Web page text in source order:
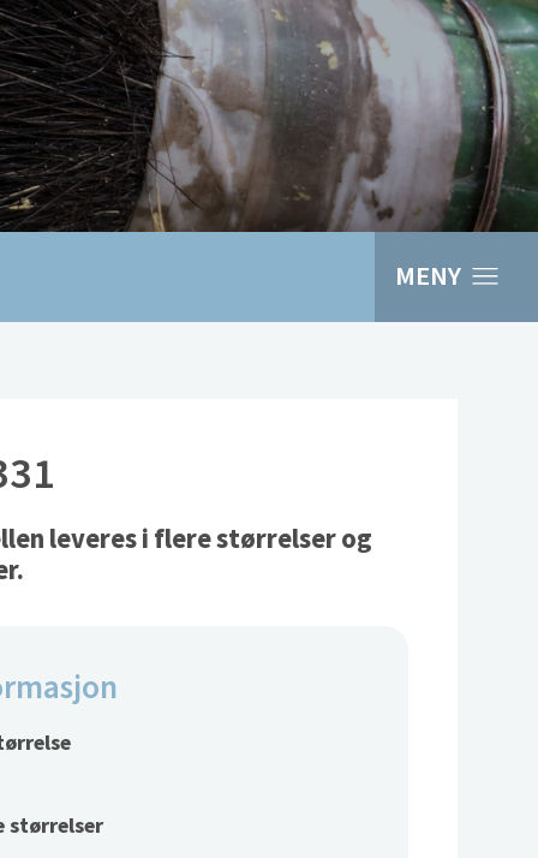
MENY
leveres i flere størrelser og
størrelser